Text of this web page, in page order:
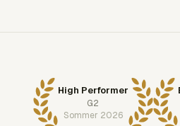
High Performer
G2
Sommer 2026